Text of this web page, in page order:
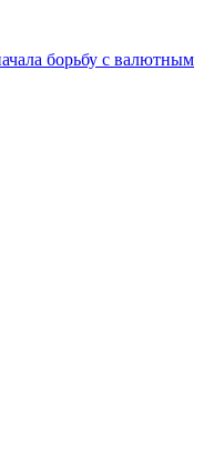
борьбу с валютным